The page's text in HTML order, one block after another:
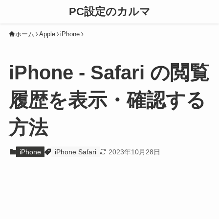
PC設定のカルマ
ホーム Apple iPhone
iPhone - Safari の閲覧
履歴を表示・確認する
方法
iPhone iPhone Safari 2023年10月28日